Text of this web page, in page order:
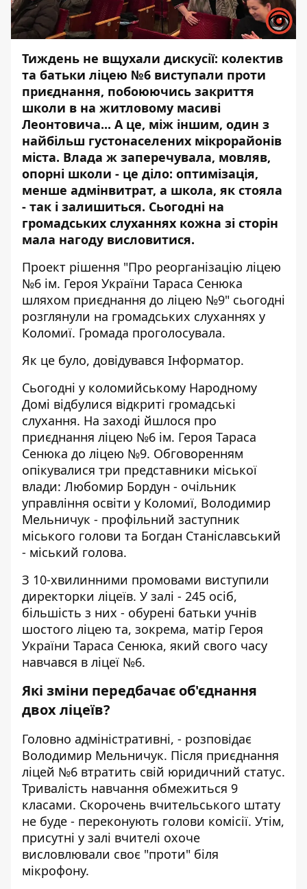
Тиждень не вщухали дискусії: колектив
та батьки ліцею №6 виступали проти
приєднання, побоюючись закриття
школи в на житловому масиві
Леонтовича... А це, між іншим, один з
найбільш густонаселених мікрорайонів
міста. Влада ж заперечувала, мовляв,
опорні школи - це діло: оптимізація,
менше адмінвитрат, а школа, як стояла
- так і залишиться. Сьогодні на
громадських слуханнях кожна зі сторін
мала нагоду висловитися.
Проект рішення "Про реорганізацію ліцею
№6 ім. Героя України Тараса Сенюка
шляхом приєднання до ліцею №9" сьогодні
розглянули на громадських слуханнях у
Коломиї. Громада проголосувала.
Як це було, довідувався Інформатор.
Сьогодні у коломийському Народному
Домі відбулися відкриті громадські
слухання. На заході йшлося про
приєднання ліцею №6 ім. Героя Тараса
Сенюка до ліцею №9. Обговоренням
опікувалися три представники міської
влади: Любомир Бордун - очільник
управління освіти у Коломиї, Володимир
Мельничук - профільний заступник
міського голови та Богдан Станіславський
- міський голова.
З 10-хвилинними промовами виступили
директорки ліцеїв. У залі - 245 осіб,
більшість з них - обурені батьки учнів
шостого ліцею та, зокрема, матір Героя
України Тараса Сенюка, який свого часу
навчався в ліцеї №6.
Які зміни передбачає об'єднання
двох ліцеїв?
Головно адміністративні, - розповідає
Володимир Мельничук. Після приєднання
ліцей №6 втратить свій юридичний статус.
Тривалість навчання обмежиться 9
класами. Скорочень вчительського штату
не буде - переконують голови комісії. Утім,
присутні у залі вчителі охоче
висловлювали своє "проти" біля
мікрофону.